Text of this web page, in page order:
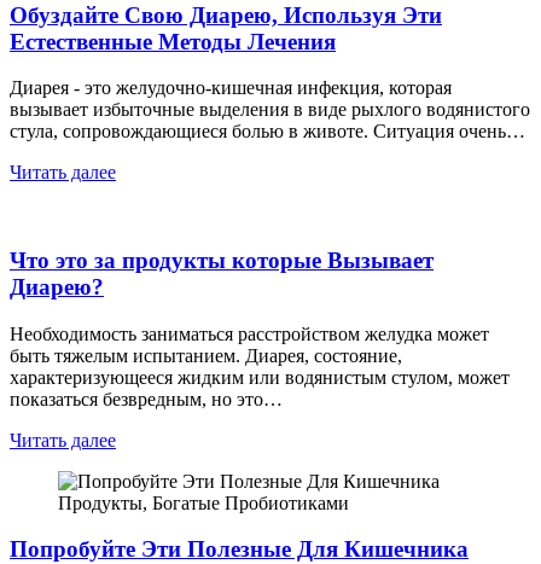
Обуздайте Свою Диарею, Используя Эти
Естественные Методы Лечения
Диарея - это желудочно-кишечная инфекция, которая
вызывает избыточные выделения в виде рыхлого водянистого
стула, сопровождающиеся болью в животе. Ситуация очень…
Читать далее
Что это за продукты которые Вызывает
Диарею?
Необходимость заниматься расстройством желудка может
быть тяжелым испытанием. Диарея, состояние,
характеризующееся жидким или водянистым стулом, может
показаться безвредным, но это…
Читать далее
Попробуйте Эти Полезные Для Кишечника